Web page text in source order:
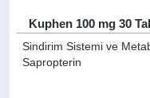
Kuphen 100 mg 30
Sindirim Sistemi ve
Sapropterin